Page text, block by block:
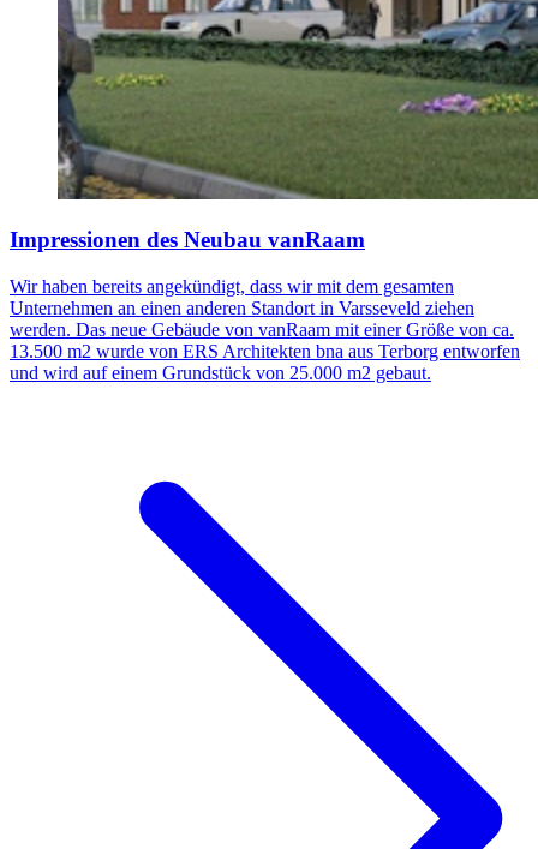
Impressionen des Neubau vanRaam
Wir haben bereits angekündigt, dass wir mit dem gesamten
Unternehmen an einen anderen Standort in Varsseveld ziehen
werden. Das neue Gebäude von vanRaam mit einer Größe von ca.
13.500 m2 wurde von ERS Architekten bna aus Terborg entworfen
und wird auf einem Grundstück von 25.000 m2 gebaut.